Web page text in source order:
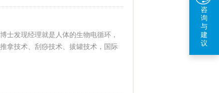
发现经理就是人体的生物电循环，
拿技术、刮痧技术、拔罐技术，国际
咨
询
与
建
议